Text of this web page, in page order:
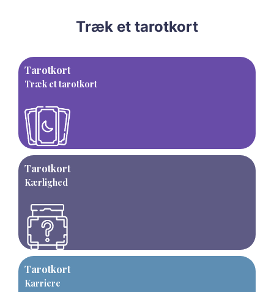
Træk et tarotkort
Tarotkort
Træk et tarotkort
Tarotkort
Kærlighed
Tarotkort
Karriere